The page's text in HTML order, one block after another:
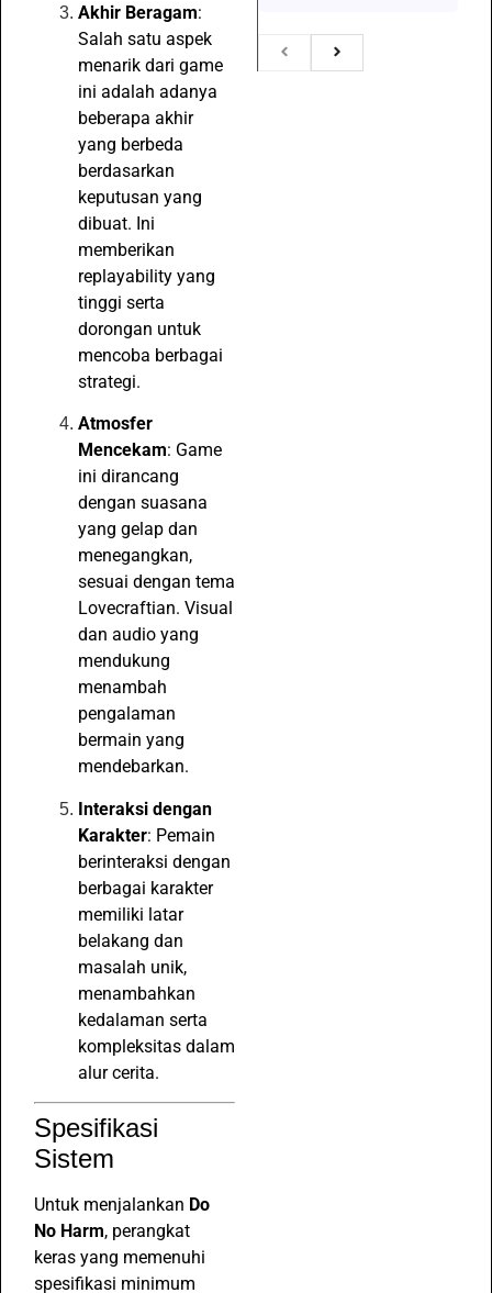
Akhir Beragam:
Salah satu aspek
menarik dari game
ini adalah adanya
beberapa akhir
yang berbeda
berdasarkan
keputusan yang
dibuat. Ini
memberikan
replayability yang
tinggi serta
dorongan untuk
mencoba berbagai
strategi.
Atmosfer
Mencekam: Game
ini dirancang
dengan suasana
yang gelap dan
menegangkan,
sesuai dengan tema
Lovecraftian. Visual
dan audio yang
mendukung
menambah
pengalaman
bermain yang
mendebarkan.
Interaksi dengan
Karakter: Pemain
berinteraksi dengan
berbagai karakter
memiliki latar
belakang dan
masalah unik,
menambahkan
kedalaman serta
kompleksitas dalam
alur cerita.
Spesifikasi
Sistem
Untuk menjalankan Do
No Harm, perangkat
keras yang memenuhi
spesifikasi minimum